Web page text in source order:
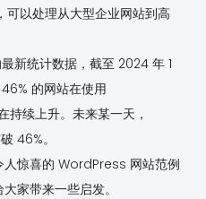
以处理从大型企业网站到高
新统计数据，截至 2024 年 1
的网站在使用
续上升。未来某一天，
46%。
人惊喜的 WordPress 网站范例
家带来一些启发。